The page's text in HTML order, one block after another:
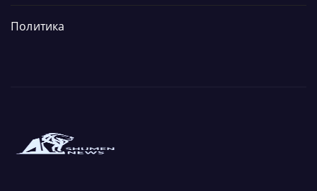
Политика